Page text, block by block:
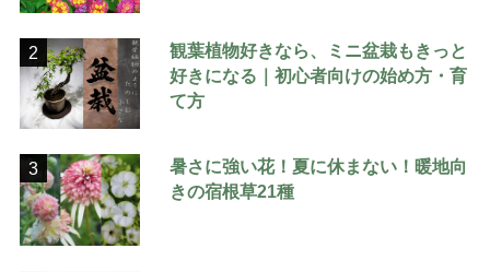
2
観葉植物好きなら、ミニ盆栽もきっと
好きになる｜初心者向けの始め方・育
て方
3
暑さに強い花！夏に休まない！暖地向
きの宿根草21種